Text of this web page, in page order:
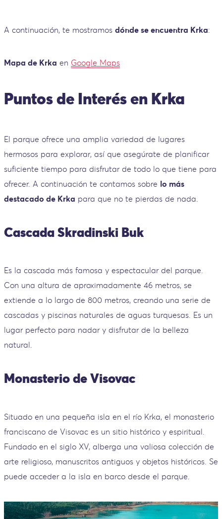
A continuación, te mostramos dónde se encuentra Krka:
Mapa de Krka en Google Maps
Puntos de Interés en Krka
El parque ofrece una amplia variedad de lugares
hermosos para explorar, así que asegúrate de planificar
suficiente tiempo para disfrutar de todo lo que tiene para
ofrecer. A continuación te contamos sobre lo más
destacado de Krka para que no te pierdas de nada.
Cascada Skradinski Buk
Es la cascada más famosa y espectacular del parque.
Con una altura de aproximadamente 46 metros, se
extiende a lo largo de 800 metros, creando una serie de
cascadas y piscinas naturales de aguas turquesas. Es un
lugar perfecto para nadar y disfrutar de la belleza
natural.
Monasterio de Visovac
Situado en una pequeña isla en el río Krka, el monasterio
franciscano de Visovac es un sitio histórico y espiritual.
Fundado en el siglo XV, alberga una valiosa colección de
arte religioso, manuscritos antiguos y objetos históricos. Se
puede acceder a la isla en barco desde el parque.